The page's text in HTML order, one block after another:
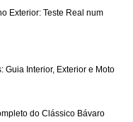
Exterior: Teste Real num
Guia Interior, Exterior e Moto
do Clássico Bávaro